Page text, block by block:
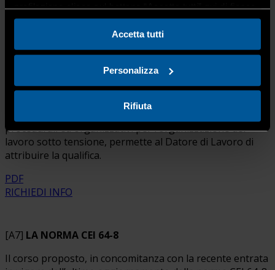
profilazione clicca sul bottone “Accetta tutti” qui di fianco.
Accetta tutti
Personalizza
Rifiuta
[A6]
IDONEA PER LAVORI SOTTO TENSIONE (PEI)
Il “Corso di formazione Norma CEI 11-27 per la qualifica di
PES (Persone Esperte) con IDONEITÀ ai LAVORI SOTTO
TENSIONE per sistemi di categoria 0 e 1” completa la
formazione teorica e pratica degli elettricisti (Livello 2A).
procedurali ed organizzativi per l’organizzazione del
lavoro sotto tensione, permette al Datore di Lavoro di
attribuire la qualifica.
PDF
RICHIEDI INFO
[A7] LA NORMA CEI 64-8
Il corso proposto, in concomitanza con la recente entrata